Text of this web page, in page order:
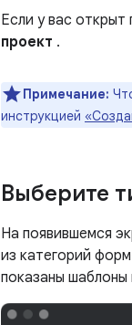
Если у вас открыт
проект .
Примечание:
инструкцией
Выберите
На появившемся
из категорий
показаны шаблоны